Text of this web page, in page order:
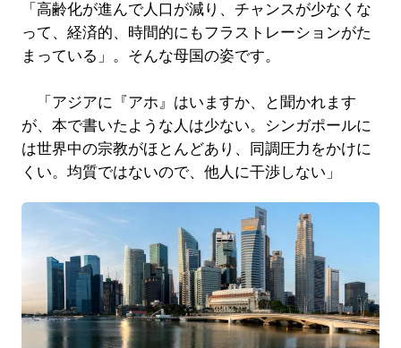
「高齢化が進んで人口が減り、チャンスが少なくな
って、経済的、時間的にもフラストレーションがた
まっている」。そんな母国の姿です。
「アジアに『アホ』はいますか、と聞かれます
が、本で書いたような人は少ない。シンガポールに
は世界中の宗教がほとんどあり、同調圧力をかけに
くい。均質ではないので、他人に干渉しない」